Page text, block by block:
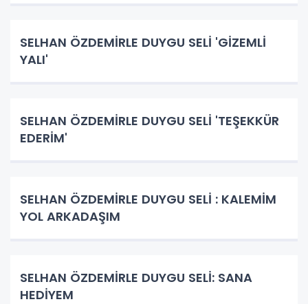
SELHAN ÖZDEMİRLE DUYGU SELİ 'GİZEMLİ
YALI'
SELHAN ÖZDEMİRLE DUYGU SELİ 'TEŞEKKÜR
EDERİM'
SELHAN ÖZDEMİRLE DUYGU SELİ : KALEMİM
YOL ARKADAŞIM
SELHAN ÖZDEMİRLE DUYGU SELİ: SANA
HEDİYEM